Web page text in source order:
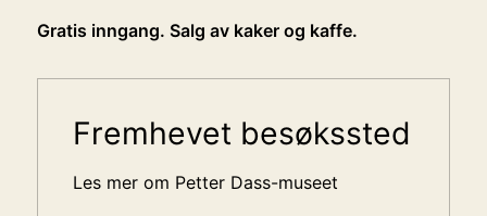
Sidemeny
Fremhevet besøkssted
Les mer om Petter Dass-museet
Gratis inngang. Salg av kaker og kaffe.